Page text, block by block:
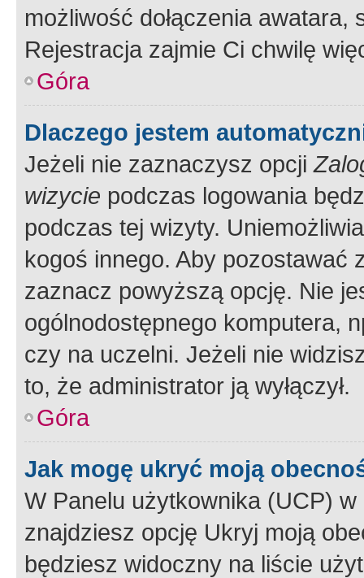
możliwość dołączenia
Rejestracja zajmie Ci chwilę
Góra
Dlaczego jestem
Jeżeli nie zaznaczysz opcji
wizycie podczas logowania
podczas tej wizyty.
kogoś innego. Aby pozostawać
zaznacz powyższą opcję. Nie
ogólnodostępnego komputera,
czy na uczelni. Jeżeli nie
to, że administrator ją wyłączył.
Góra
Jak mogę ukryć moją
W Panelu użytkownika (UCP) w
znajdziesz opcję Ukryj moją
będziesz widoczny na liście